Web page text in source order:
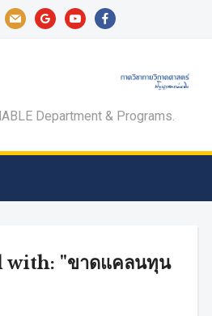
mail googleyoutubefacebook
Department & Programs.
with: "ขาดแคลนทุน